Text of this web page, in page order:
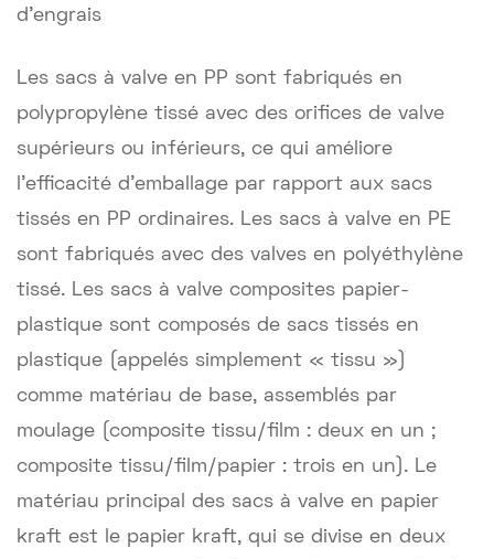
d'engrais
Les sacs à valve en PP sont fabriqués en
polypropylène tissé avec des orifices de valve
supérieurs ou inférieurs, ce qui améliore
l'efficacité d'emballage par rapport aux sacs
tissés en PP ordinaires. Les sacs à valve en PE
sont fabriqués avec des valves en polyéthylène
tissé. Les sacs à valve composites papier-
plastique sont composés de sacs tissés en
plastique (appelés simplement « tissu »)
comme matériau de base, assemblés par
moulage (composite tissu/film : deux en un ;
composite tissu/film/papier : trois en un). Le
matériau principal des sacs à valve en papier
kraft est le papier kraft, qui se divise en deux